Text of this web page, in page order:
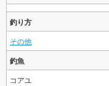
釣り方
その他
釣魚
コアユ